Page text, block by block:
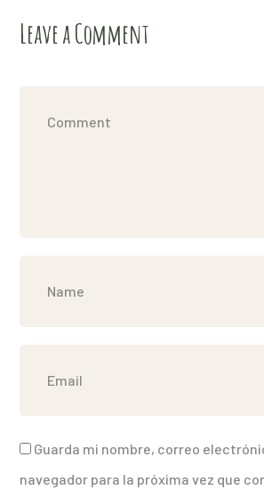
Leave a Comment
Guarda mi nombre, correo
navegador para la próxima vez que